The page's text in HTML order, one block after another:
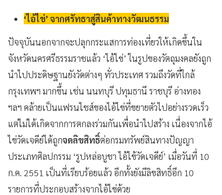
‘ไอ้ไข่’ จากศรัทธาสู่สินค้าทางวัฒนธรรม
ปัจจุบันนอกจากจะปลุกกระแสการท่องเที่ยวให้เกิดขึ้นใน
จังหวัดนครศรีธรรมราชแล้ว ‘ไอ้ไข่’ในรูปของวัตถุมงคลยังถูก
นำไปประดิษฐานยังวัดต่างๆ ทั่วประเทศ รวมถึงวัดที่ใกล้
กรุงเทพฯ มากขึ้น เช่น นนทบุรี ปทุมธานี ราชบุรี อ่างทอง
ฯลฯ คล้ายเป็นแฟรนไชส์ของไอ้ไข่ที่ขยายตัวไปอย่างรวดเร็ว
แต่ไม่ได้เกิดจากการตกลงร่วมกันเพื่อนำไปสร้าง เนื่องจากไอ้
ไข่วัดเจดีย์ได้ถูกจดลิขสิทธิ์ต่อกรมทรัพย์สินทางปัญญา
ประเภทศิลปกรรม ‘รูปหล่อบูชา ไอ้ไข้วัดเจดีย์’ เมื่อวันที่ 10
ก.ค. 2551 เป็นที่เรียบร้อยแล้ว อีกทั้งยังมีลิขสิทธิ์อีก 10
รายการที่ประกอบสร้างจากไอ้ไข่ด้วย